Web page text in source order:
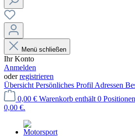
Menü schließen
Ihr Konto
Anmelden
oderregistrieren
Übersicht Persönliches Profil Adressen
0,00 € Warenkorb enthält 0
0,00 €.